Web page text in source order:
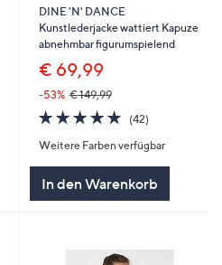
DINE 'N' DANCE
Kunstlederjacke wattiert Kapuze
abnehmbar figurumspielend
€ 69,99
-53% € 149,99
4.7
von
5
(42)
Weitere Farben verfügbar
In den Warenkorb